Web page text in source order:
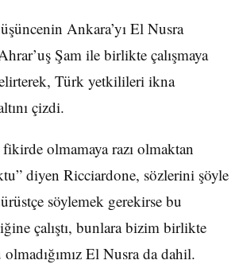
Ankara’yı El Nusra
Şam ile birlikte çalışmaya
Türk yetkilileri ikna
çizdi.
olmamaya razı olmaktan
diyen Ricciardone, sözlerini şöyle
söylemek gerekirse bu
çalıştı, bunlara bizim birlikte
El Nusra da dahil.